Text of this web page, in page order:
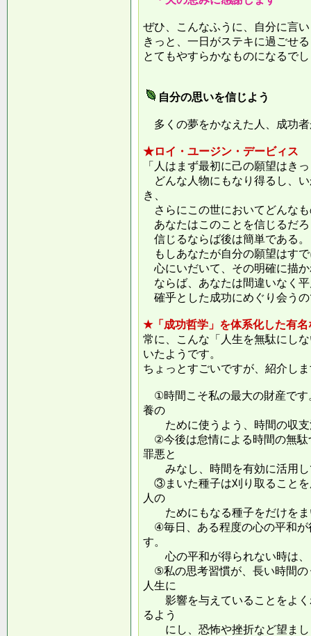
ぜひ、こんなふうに、自分に言
きっと、一日がステキに過ごせ
とてもやすらかなものになるで
自分の思いを信じよう
多くの夢をかなえた人、成功
★ロイ・ユージン・デービィス
「人はまず最初に己の願望はき
どんな人物にもなり得るし、
き、
さらにこの世においてどんな
あなたはこのことを信じるだ
信じるならば後は簡単である。
もしあなたが自分の願望はす
心にいだいて、その明確に描
ならば、あなたは間違いなく
確乎とした成功にめぐり会う
★「成功哲学」を体系化した有
常に、こんな「人生を無駄にし
いたようです。
ちょっとすごいですが、紹介し
①時間こそ私の最大の財産です
養の
ために使うよう、時間の収支
②今後は怠情による時間の無駄
罪悪と
みなし、時間を有効に活用し
③まいた種子は刈り取ることを
人の
ためにもなる種子をだけをま
④毎日、ある程度の心の平和が
す。
心の平和が得られない時は、
⑤私の思考習慣が、長い時間の
人生に
影響を与えていることをよく
るよう
にし、恐怖や挫折など望まし